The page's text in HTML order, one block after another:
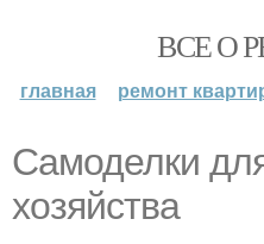
ВСЕ О
главная ремонт
Самоделки
хозяйства